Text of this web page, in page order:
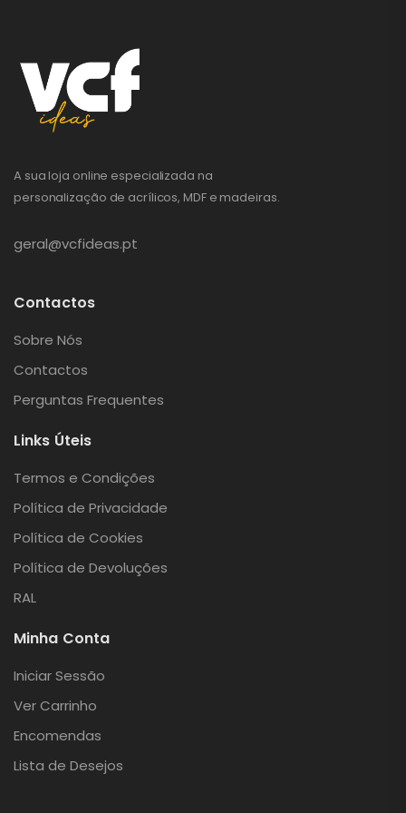
A sua loja online especializada na
personalização de acrílicos, MDF e madeiras.
geral@vcfideas.pt
Contactos
Sobre Nós
Contactos
Perguntas Frequentes
Links Úteis
Termos e Condições
Política de Privacidade
Política de Cookies
Política de Devoluções
RAL
Minha Conta
Iniciar Sessão
Ver Carrinho
Encomendas
Lista de Desejos